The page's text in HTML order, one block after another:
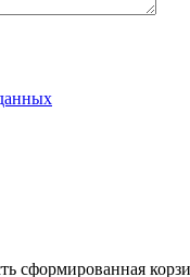
сформированная